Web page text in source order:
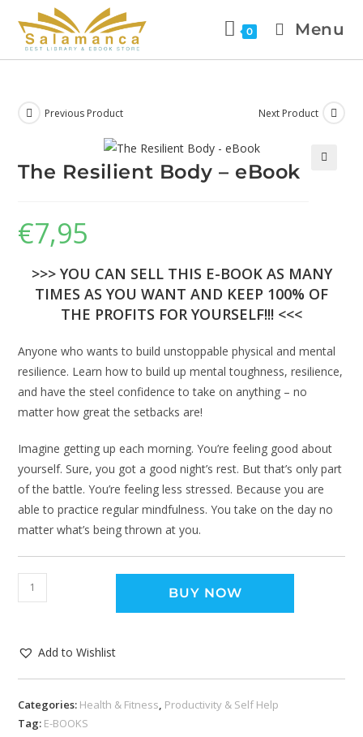
0 Menu
Previous Product Next Product
The Resilient Body – eBook
€7,95
>>> YOU CAN SELL THIS E-BOOK AS MANY
TIMES AS YOU WANT AND KEEP 100% OF
THE PROFITS FOR YOURSELF!!! <<<
Anyone who wants to build unstoppable physical and mental
resilience. Learn how to build up mental toughness, resilience,
and have the steel confidence to take on anything – no
matter how great the setbacks are!
Imagine getting up each morning. You’re feeling good about
yourself. Sure, you got a good night’s rest. But that’s only part
of the battle. You’re feeling less stressed. Because you are
able to practice regular mindfulness. You take on the day no
matter what’s being thrown at you.
BUY NOW
Add to Wishlist
Categories: Health & Fitness, Productivity & Self Help
Tag: E-BOOKS